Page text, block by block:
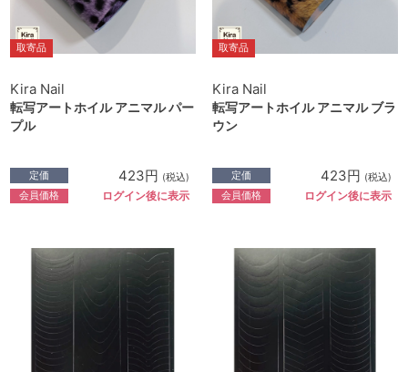
取寄品
Kira Nail
転写アートホイル アニマル パー
プル
定価 423円 (税込)
会員価格 ログイン後に表示
取寄品
Kira Nail
転写アートホイル アニマル ブラ
ウン
定価 423円 (税込)
会員価格 ログイン後に表示